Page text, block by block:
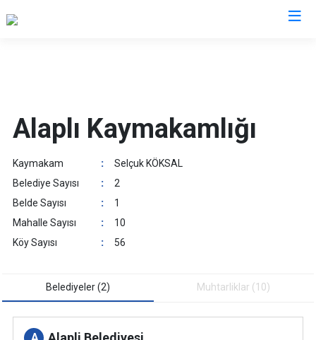
Çaycuma
Gökçebey
Ereğli
Kilimli
Kozlu
Alaplı Kaymakamlığı
Kaymakam :
Selçuk KÖKSAL
Belediye Sayısı
:
2
Belde Sayısı
:
1
Mahalle Sayısı
:
10
Köy Sayısı
: 56
Belediyeler (2) Muhtarliklar (10)